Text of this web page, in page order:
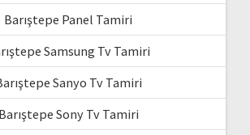
Barıştepe Panel Tamiri
Samsung Tv Tamiri
Sanyo Tv Tamiri
Barıştepe Sony Tv Tamiri